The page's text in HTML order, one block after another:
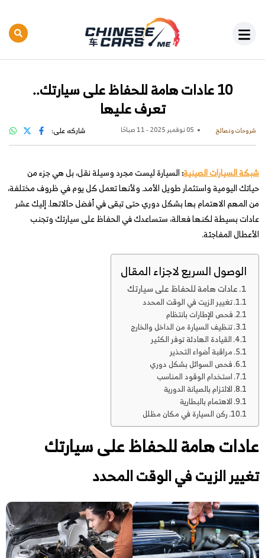
10 عادات هامة للحفاظ على سيارتك..
تعرف عليها
شروحات ونصائح 05 نوفمبر 2025 - 11 صباحًا شاركه على:
شبكة السيارات الصينية:السيارة ليست مجرد وسيلة نقل، بل هي جزء من
حياتك اليومية واستثمار طويل الأمد. ولأنها تعمل كل يوم في ظروف مختلفة،
من المهم الاهتمام بها بشكل دوري حتى تبقى في أفضل حالاتها. إليك عشر
عادات بسيطة لكنها فعالة، ستساعدك في الحفاظ على سيارتك وتجنب
الأعطال المفاجئة.
الوصول السريع لاجزاء المقال
عادات هامة للحفاظ على سيارتك
تغيير الزيت في الوقت المحدد
فحص الإطارات بانتظام
تنظيف السيارة من الداخل والخارج
القيادة الهادئة توفر الكثير
مراقبة أضواء التحذير
فحص السوائل بشكل دوري
استخدام الوقود المناسب
الالتزام بالصيانة الدورية
الاهتمام بالبطارية
ركن السيارة في مكان مظلل
عادات هامة للحفاظ على سيارتك
تغيير الزيت في الوقت المحدد